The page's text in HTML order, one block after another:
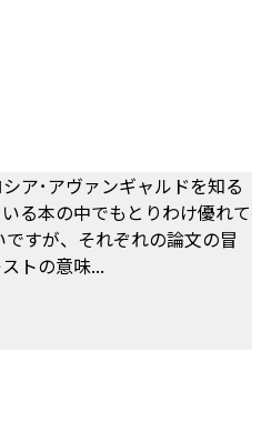
ア･アヴァンギャルドを知る
る本の中でもとりわけ優れて
すが、それぞれの論文の冒
トの意味...